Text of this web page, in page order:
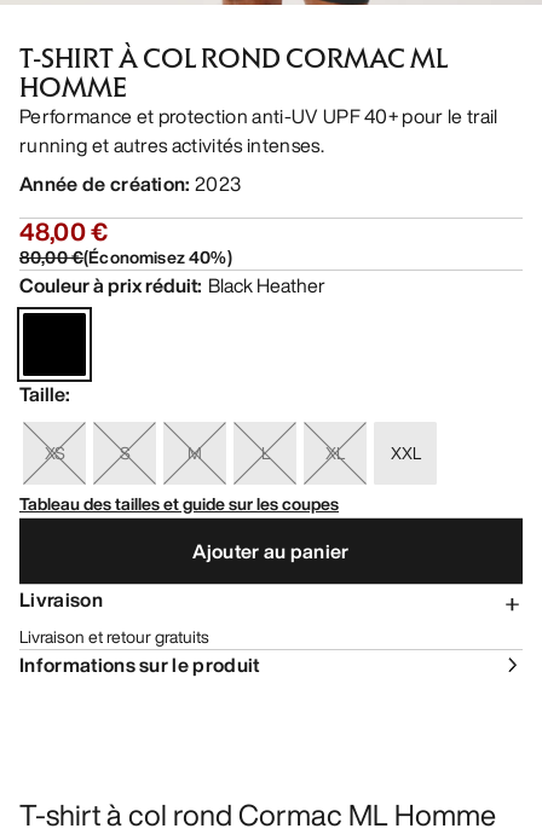
T-SHIRT À COL ROND CORMAC ML
HOMME
Performance et protection anti-UV UPF 40+ pour le trail
running et autres activités intenses.
Année de création: 2023
48,00 €
80,00 €(Économisez40%)
Couleur à prix réduit: Black Heather
Taille:
XS S M L XL
XXL
Tableau des tailles et guide sur les coupes
Ajouter au panier
Livraison
Livraison et retour gratuits
Informations sur le produit
T-shirt à col rond Cormac ML Homme